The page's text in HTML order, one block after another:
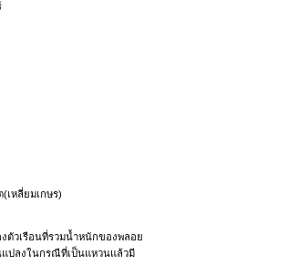
(เหลี่ยมเกษร)
ตัวเรือนที่รวมน้ำหนักของพลอย
แปลงในกรณีที่เป็นแหวนแล้วมี